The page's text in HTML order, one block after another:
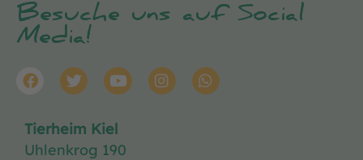
Besuche uns auf Social
Media!
Tierheim Kiel
Uhlenkrog 190